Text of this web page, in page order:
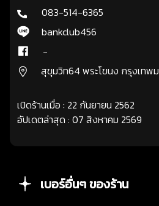
083-514-6365
bankclub456
-
สุขุมวิท64 พระโขนง กรุงเทพ
เปิดร้านเมื่อ : 22 กันยายน 2562
อัปเดตล่าสุด : 07 สิงหาคม 2569
เบอร์อื่นๆ ของร้าน